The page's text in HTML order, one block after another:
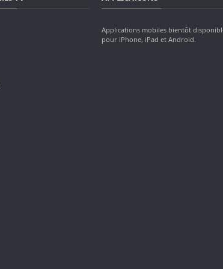
Applications mobiles bientôt
pour iPhone, iPad et Android.